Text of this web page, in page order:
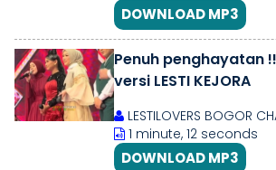
DOWNLOAD MP3
Penuh penghayatan
versi LESTI KEJORA
LESTILOVERS BOGOR
1 minute, 12 seconds
DOWNLOAD MP3